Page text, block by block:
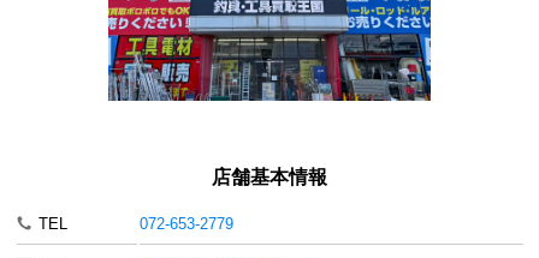
店舗基本情報
TEL 072-653-2779